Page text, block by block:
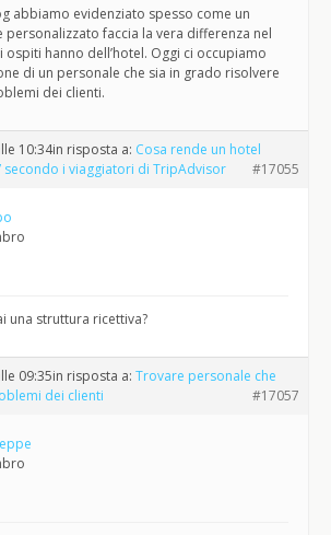
abbiamo evidenziato spesso come un
personalizzato faccia la vera differenza nel
ospiti hanno dell’hotel. Oggi ci occupiamo
di un personale che sia in grado risolvere
dei clienti.
10:34in risposta a: Cosa rende un hotel
secondo i viaggiatori di TripAdvisor
#17055
una struttura ricettiva?
09:35in risposta a: Trovare personale che
dei clienti
#17057